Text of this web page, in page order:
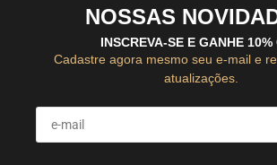
NOSSAS
INSCREVA-SE E GANHE 10%
Cadastre agora mesmo seu e-mail e
atualizações.